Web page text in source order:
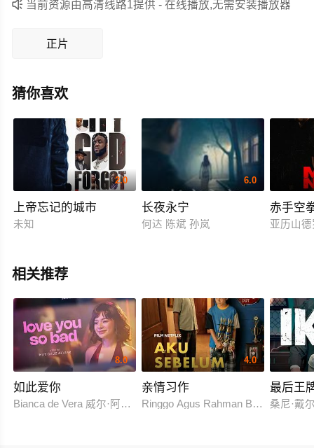
生；随声附和、跟风起舞的懦弱男学生；财粗势大，在班
上居于领导地位的不良学生。有人有动机没机会，有人有
管挂在死者的脖子上？
 当前资源由高清线路1提供 - 在线播放,无需安装播放器
正片
猜你喜欢
2.0
上帝忘记的城市
未知
6.0
长夜永宁
何达 陈斌 孙岚
赤手空
亚历山
相关推荐
8.0
如此爱你
Bianca de Vera 威尔·阿什利·德莱昂
4.0
亲情习作
Ringgo Agus Rahman Bima Sena
最后王
桑尼·戴